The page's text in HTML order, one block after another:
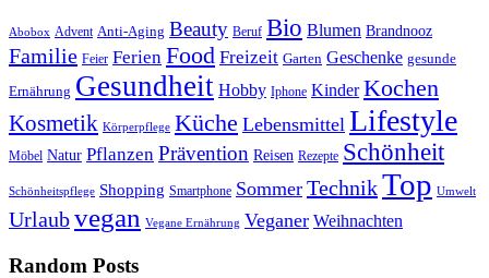
Abobox Advent Anti-Aging Beauty Beruf Bio Blumen Brandnooz
Familie Feier Ferien Food Freizeit Garten Geschenke gesunde
Ernährung Gesundheit Hobby Iphone Kinder Kochen
Kosmetik Körperpflege Küche Lebensmittel Lifestyle
Möbel Natur Pflanzen Prävention Reisen Rezepte Schönheit
Schönheitspflege Shopping Smartphone Sommer TechnikTop Umwelt
Urlaubvegan Vegane Ernährung Veganer Weihnachten
Random Posts